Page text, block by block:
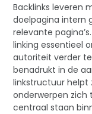
Backlinks leveren
doelpagina intern
relevante
linking essentieel
autoriteit verder
benadrukt in de
linkstructuur helpt
onderwerpen zich
centraal staan